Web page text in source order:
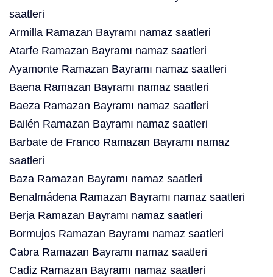
saatleri
Armilla Ramazan Bayramı namaz saatleri
Atarfe Ramazan Bayramı namaz saatleri
Ayamonte Ramazan Bayramı namaz saatleri
Baena Ramazan Bayramı namaz saatleri
Baeza Ramazan Bayramı namaz saatleri
Bailén Ramazan Bayramı namaz saatleri
Barbate de Franco Ramazan Bayramı namaz
saatleri
Baza Ramazan Bayramı namaz saatleri
Benalmádena Ramazan Bayramı namaz saatleri
Berja Ramazan Bayramı namaz saatleri
Bormujos Ramazan Bayramı namaz saatleri
Cabra Ramazan Bayramı namaz saatleri
Cadiz Ramazan Bayramı namaz saatleri